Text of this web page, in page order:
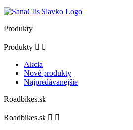
Produkty
Produkty  
Akcia
Nové produkty
Najpredávanejšie
Roadbikes.sk
Roadbikes.sk  